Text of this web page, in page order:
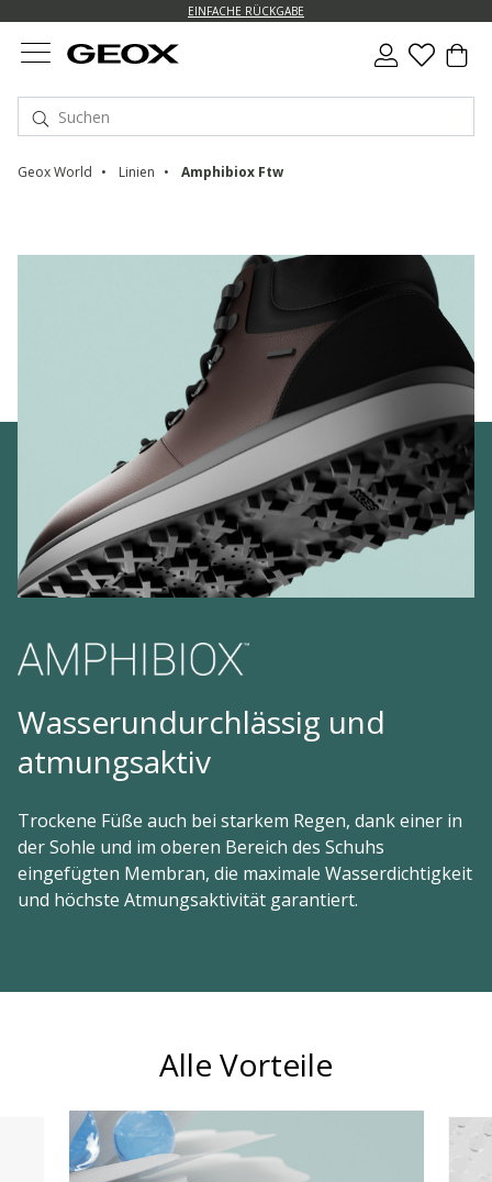
EINFACHE RÜCKGABE
Geox World Linien Amphibiox Ftw
Wasserundurchlässig und
atmungsaktiv
Trockene Füße auch bei starkem Regen, dank einer in
der Sohle und im oberen Bereich des Schuhs
eingefügten Membran, die maximale Wasserdichtigkeit
und höchste Atmungsaktivität garantiert.
Alle Vorteile